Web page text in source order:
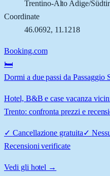
Trentino-Alto Adige/
Coordinate
46.0692, 11.1218
Booking.com
🛏️
Dormi a due passi da
Hotel, B&B e case vacanza
Trento: confronta prezzi e
✓ Cancellazione gratuita✓
Recensioni verificate
Vedi gli hotel →